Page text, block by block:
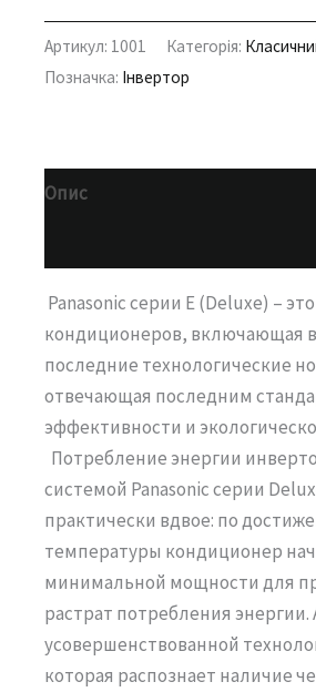
Артикул: 1001 Категорія:
Позначка: Інвертор
Опис
Panasonic серии E (Deluxe) –
кондиционеров, включающая в
последние технологические
отвечающая последним
эффективности и
Потребление энергии
системой Panasonic серии
практически вдвое: по
температуры кондиционер
минимальной мощности для
растрат потребления энергии.
усовершенствованной
которая распознает наличие